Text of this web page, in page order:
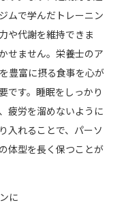
ムで学んだトレーニン
や代謝を維持できま
せません。栄養士のア
豊富に摂る食事を心が
です。睡眠をしっかり
疲労を溜めないように
入れることで、パーソ
体型を長く保つことが
に